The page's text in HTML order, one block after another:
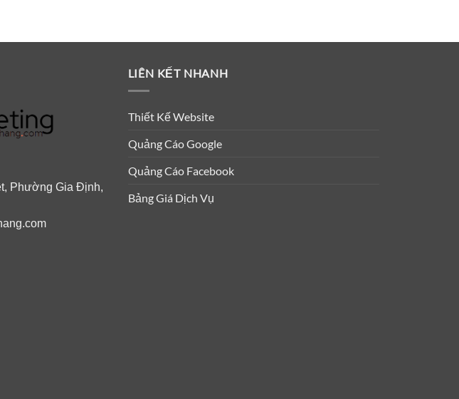
Phường Gia Định,
LIÊN KẾT NHANH
Thiết Kế Website
Quảng Cáo Google
Quảng Cáo Facebook
Bảng Giá Dịch Vụ